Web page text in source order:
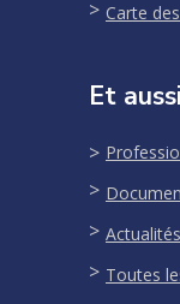
Carte
Et
Actualités
Toutes